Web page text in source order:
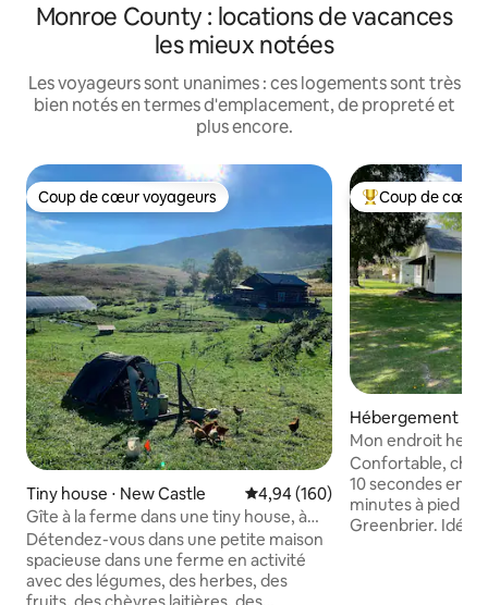
Monroe County : locations de vacances
les mieux notées
Les voyageurs sont unanimes : ces logements sont très
bien notés en termes d'emplacement, de propreté et
plus encore.
Coup de cœur voyageurs
Coup de cœur voyageurs
Tiny house ⋅ New Castle Évaluation moyenne sur la
4,94 (160)
Gîte à la ferme dans une tiny house, à
quelques minutes du sentier des
Appalaches !
Détendez-vous dans une petite maison
spacieuse dans une ferme en activité
avec des légumes, des herbes, des
Coups de cœur
Coup de cœur
Hébergement ⋅
Mon endroit
Confortable,
10 secondes en
minutes à pied
Greenbrier. Idéalement situé à